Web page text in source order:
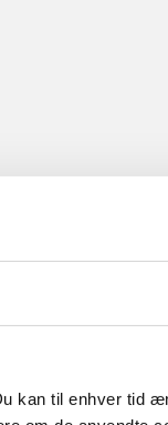
kan til enhver tid